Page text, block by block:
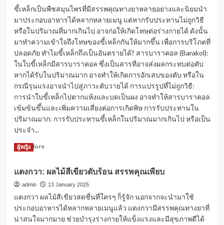
กิน
อะไร?
หลีก
เลี่ยง
อาหาร
เหล่า
นี้
เพื่อ
สุขภาพ
ที่
ดี
ขี้เหล็กเป็นพืชสมุนไพรที่มีสรรพคุณทางยาหลายอย่างและนิยมนำ
มาประกอบอาหารได้หลากหลายเมนู แต่หากรับประทานไม่ถูกวิธี
หรือในปริมาณที่มากเกินไป อาจก่อให้เกิดโทษต่อร่างกายได้ ดังนั้น
มาทำความเข้าใจถึงโทษของขี้เหล็กกันให้มากขึ้น เพื่อการบริโภคที่
ปลอดภัย ทำไมขี้เหล็กถึงเป็นอันตรายได้? สารบาราคอล (Barakol):
ในใบขี้เหล็กมีสารบาราคอล ซึ่งเป็นสารที่อาจส่งผลกระทบต่อตับ
หากได้รับในปริมาณมาก อาจทำให้เกิดการอักเสบของตับ หรือใน
กรณีรุนแรงอาจนำไปสู่ภาวะตับวายได้ การแปรรูปที่ไม่ถูกวิธี:
การนำใบขี้เหล็กไปตากแห้งและบดเป็นผง อาจทำให้สารบาราคอล
เข้มข้นขึ้นและเพิ่มความเสี่ยงต่อการเกิดพิษ การรับประทานใน
ปริมาณมาก: การรับประทานขี้เหล็กในปริมาณมากเกินไป หรือเป็น
ประจำ...
Read MoreRead
โทษ
ของ
เหล็ก:
สมุนไพร
พื้น
ผู้หญิง
แตงกวา: ผลไม้สีเขียวดับร้อน สรรพคุณเพียบ
admin 13 January 2025
แตงกวา ผลไม้สีเขียวสดชื่นที่ใครๆ ก็รู้จัก นอกจากจะนำมาใช้
ประกอบอาหารได้หลากหลายเมนูแล้ว แตงกวามีสรรพคุณทางยาที่
น่าสนใจมากมาย ช่วยบำรุงร่างกายให้แข็งแรงและมีสุขภาพดีได้